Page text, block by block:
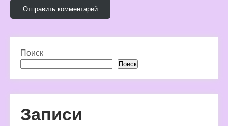
Поиск
Поиск
Записи